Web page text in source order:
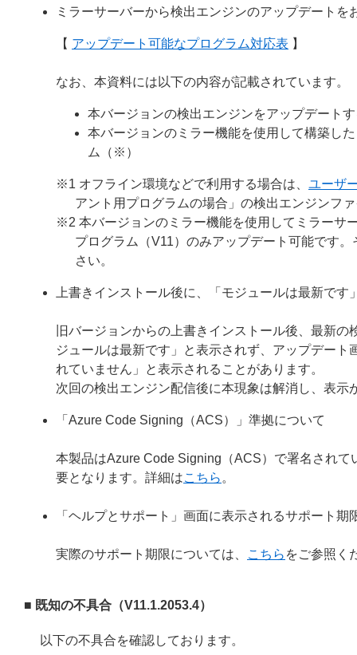
ミラーサーバーから検出エンジンのアップデート
【 アップデート可能なプログラム対応表 】
なお、本資料には以下の内容が記載されています。
本バージョンの検出エンジンをアップデート
本バージョンのミラー機能を使用して構築し
ム（※）
※1 オフライン環境などで利用する場合は、 ユーザ
アント用プログラムの場合」の検出エンジンフ
※2 本バージョンのミラー機能を使用してミラーサ
プログラム（V11）のみアップデート可能です
さい。
上書きインストール後に、「モジュールは最新です
旧バージョンからの上書きインストール後、最新
ジュールは最新です」と表示されず、アップデー
れていません」と表示されることがあります。
次回の検出エンジン配信後に本現象は解消し、表示
「Azure Code Signing（ACS）」準拠について
本製品はAzure Code Signing（ACS）で署名され
要となります。詳細はこちら 。
「ヘルプとサポート」画面に表示されるサポート
実際のサポート期限については、 こちら をご参照く
■ 既知の不具合（V11.1.2053.4）
以下の不具合を確認しております。